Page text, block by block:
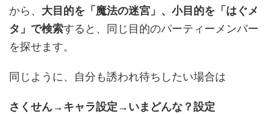
から、 大目的を「魔法の迷宮」、小目的を「はぐメ
タ」で検索すると、同じ目的のパーティーメンバー
を探せます。
同じように、自分も誘われ待ちしたい場合は
さくせん→キャラ設定→いまどんな？設定